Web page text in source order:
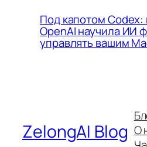
Под капотом Codex:
OpenAI научила ИИ
управлять вашим
ZelongAI Blog О